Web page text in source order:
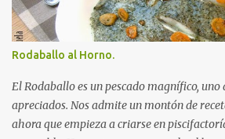
cucharada de tomillo. 1 cucharadita de
negra. Aceite de oliva. Sal. Receta para
corzo al horno: Colocamos la pierna de
moscada y cubrimos con el vino tinto y el
cebolla y las za...
Rodaballo al Horno.
El Rodaballo es un pescado magnífico, uno
apreciados. Nos admite un montón de
ahora que empieza a criarse en